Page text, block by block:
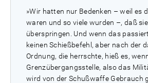
»Wir hatten nur Bedenken – weil es
waren und so viele wurden –, daß
überspringen. Und wenn das
keinen Schießbefehl, aber nach der
Ordnung, die herrschte, hieß es,
Grenzübergangsstelle, also das
wird von der Schußwaffe Gebrauch